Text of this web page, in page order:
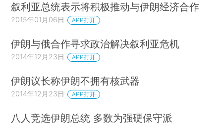
叙利亚总统表示将积极推动与伊朗经济合作
2015年01月06日 APP打开
伊朗与俄合作寻求政治解决叙利亚危机
2014年12月23日 APP打开
伊朗议长称伊朗不拥有核武器
2014年12月23日 APP打开
八人竞选伊朗总统 多数为强硬保守派